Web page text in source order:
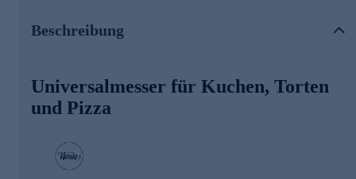
der Hand und ermöglicht präzises Arbeiten beim Schneiden
Beschreibung
Universalmesser für Kuchen, Torten
und Pizza